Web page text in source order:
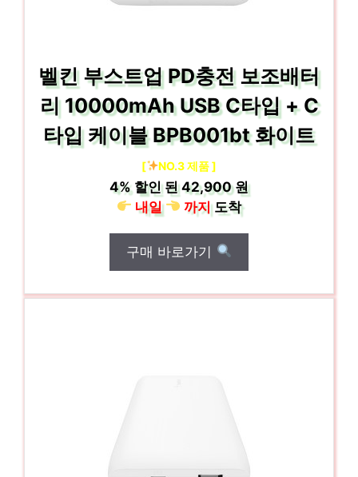
벨킨 부스트업 PD충전 보조배터
리 10000mAh USB C타입 + C
타입 케이블 BPB001bt 화이트
[ NO.3 제품 ]
4% 할인 된42,900 원
내일
까지도착
구매 바로가기